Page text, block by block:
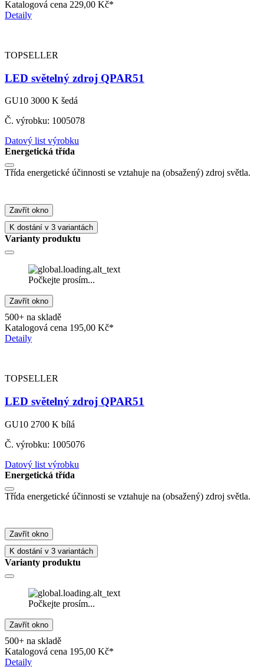
Katalogová cena 229,00 Kč*
Detaily
TOPSELLER
LED světelný zdroj QPAR51
GU10 3000 K šedá
Č. výrobku: 1005078
Datový list výrobku
Energetická třída
Třída energetické účinnosti se vztahuje na (obsažený) zdroj světla.
Zavřít okno
K dostání v 3 variantách
Varianty produktu
Počkejte prosím...
Zavřít okno
500+ na skladě
Katalogová cena 195,00 Kč*
Detaily
TOPSELLER
LED světelný zdroj QPAR51
GU10 2700 K bílá
Č. výrobku: 1005076
Datový list výrobku
Energetická třída
Třída energetické účinnosti se vztahuje na (obsažený) zdroj světla.
Zavřít okno
K dostání v 3 variantách
Varianty produktu
Počkejte prosím...
Zavřít okno
500+ na skladě
Katalogová cena 195,00 Kč*
Detaily